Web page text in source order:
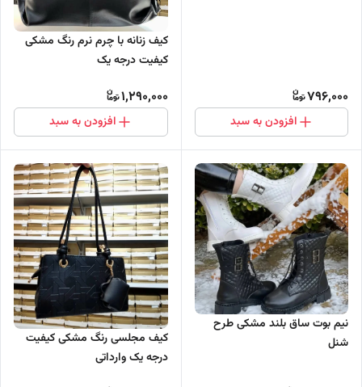
796,000
افزودن به سبد
کیف زنانه با چرم نرم رنگ مشکی
کیفیت درجه یک
1,290,000
افزودن به سبد
نیم بوت ساق بلند مشکی طرح
شنل
کیف مجلسی رنگ مشکی کیفیت
درجه یک وارداتی